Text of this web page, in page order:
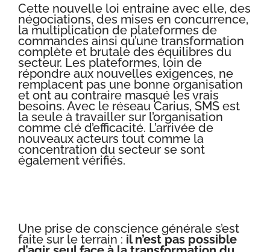
Cette nouvelle loi entraine avec elle, des
négociations, des mises en concurrence,
la multiplication de plateformes de
commandes ainsi qu’une transformation
complète et brutale des équilibres du
secteur. Les plateformes, loin de
répondre aux nouvelles exigences, ne
remplacent pas une bonne organisation
et ont au contraire masqué les vrais
besoins. Avec le réseau Carius, SMS est
la seule à travailler sur l’organisation
comme clé d’efficacité. L’arrivée de
nouveaux acteurs tout comme la
concentration du secteur se sont
également vérifiés.
Une prise de conscience générale s’est
faite sur le terrain : il n’est pas possible